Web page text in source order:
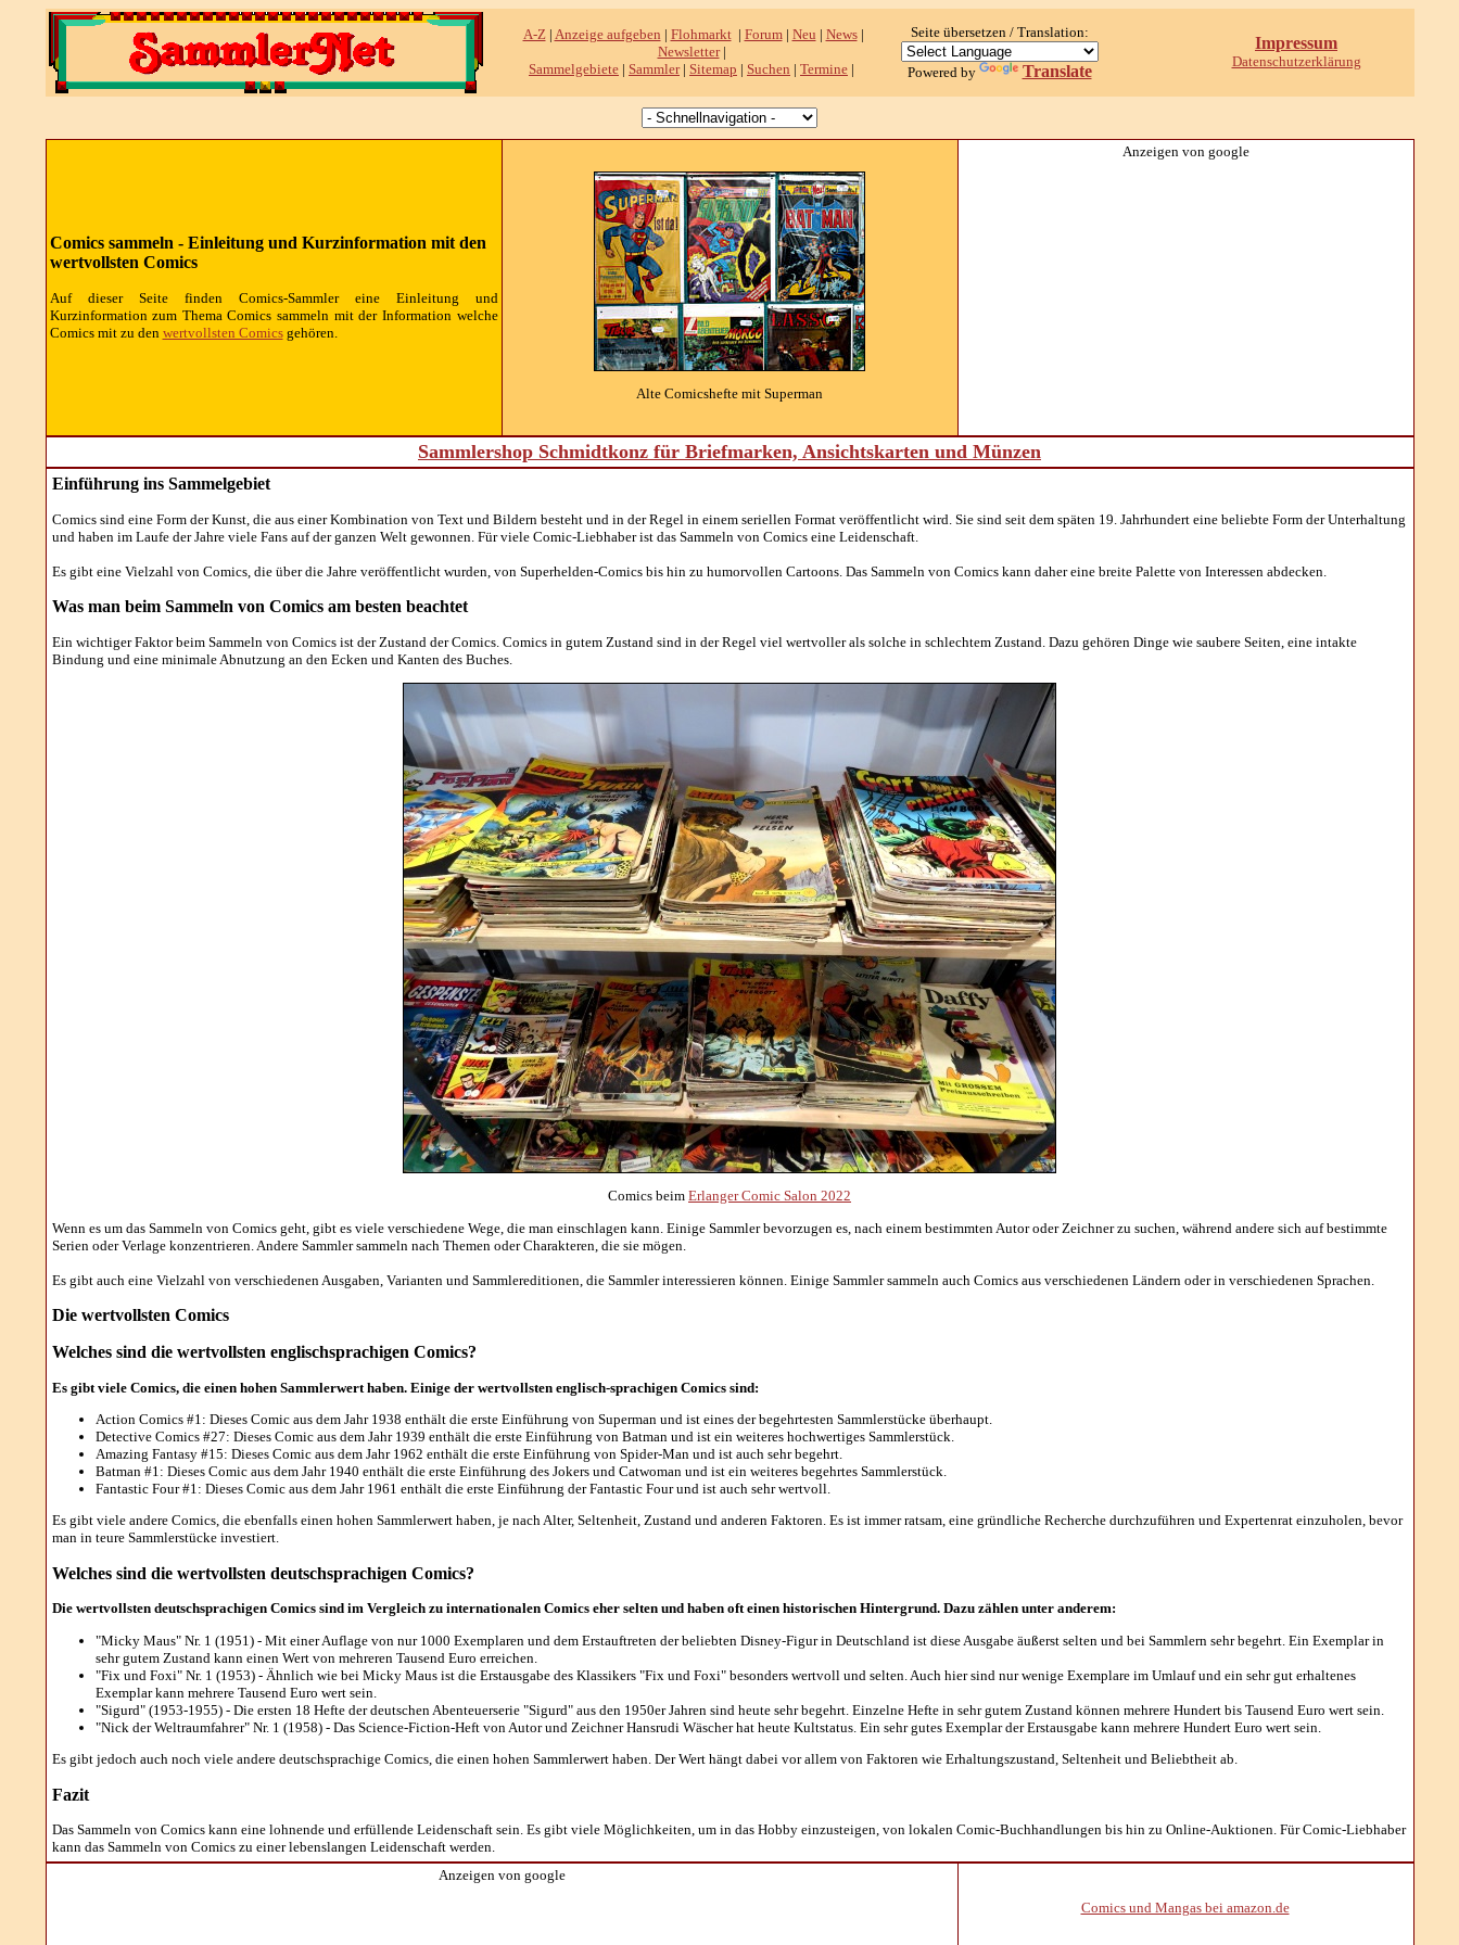
A-Z| Anzeige aufgeben | Flohmarkt| Forum| Neu | News|
Newsletter|
Sammelgebiete | Sammler| Sitemap | Suchen | Termine |
Seite übersetzen / Translation:
Powered by Translate
Impressum
Datenschutzerklärung
Comics sammeln - Einleitung und Kurzinformation mit den
wertvollsten Comics
Auf dieser Seite finden Comics-Sammler eine Einleitung und
Kurzinformation zum Thema Comics sammeln mit der Information welche
Comics mit zu den wertvollsten Comicsgehören.
Alte Comicshefte mit Superman
Anzeigen von google
Sammlershop Schmidtkonz für Briefmarken, Ansichtskarten und Münzen
Einführung ins Sammelgebiet
Comics sind eine Form der Kunst, die aus einer Kombination von Text und Bildern besteht und in der Regel in einem seriellen Format veröffentlicht wird. Sie sind seit dem späten 19. Jahrhundert eine beliebte Form der Unterhaltung
und haben im Laufe der Jahre viele Fans auf der ganzen Welt gewonnen. Für viele Comic-Liebhaber ist das Sammeln von Comics eine Leidenschaft.
Es gibt eine Vielzahl von Comics, die über die Jahre veröffentlicht wurden, von Superhelden-Comics bis hin zu humorvollen Cartoons. Das Sammeln von Comics kann daher eine breite Palette von Interessen abdecken.
Was man beim Sammeln von Comics am besten beachtet
Ein wichtiger Faktor beim Sammeln von Comics ist der Zustand der Comics. Comics in gutem Zustand sind in der Regel viel wertvoller als solche in schlechtem Zustand. Dazu gehören Dinge wie saubere Seiten, eine intakte
Bindung und eine minimale Abnutzung an den Ecken und Kanten des Buches.
Comics beim Erlanger Comic Salon 2022
Wenn es um das Sammeln von Comics geht, gibt es viele verschiedene Wege, die man einschlagen kann. Einige Sammler bevorzugen es, nach einem bestimmten Autor oder Zeichner zu suchen, während andere sich auf bestimmte
Serien oder Verlage konzentrieren. Andere Sammler sammeln nach Themen oder Charakteren, die sie mögen.
Es gibt auch eine Vielzahl von verschiedenen Ausgaben, Varianten und Sammlereditionen, die Sammler interessieren können. Einige Sammler sammeln auch Comics aus verschiedenen Ländern oder in verschiedenen Sprachen.
Die wertvollsten Comics
Welches sind die wertvollsten englischsprachigen Comics?
Es gibt viele Comics, die einen hohen Sammlerwert haben. Einige der wertvollsten englisch-sprachigen Comics sind:
Action Comics #1: Dieses Comic aus dem Jahr 1938 enthält die erste Einführung von Superman und ist eines der begehrtesten Sammlerstücke überhaupt.
Detective Comics #27: Dieses Comic aus dem Jahr 1939 enthält die erste Einführung von Batman und ist ein weiteres hochwertiges Sammlerstück.
Amazing Fantasy #15: Dieses Comic aus dem Jahr 1962 enthält die erste Einführung von Spider-Man und ist auch sehr begehrt.
Batman #1: Dieses Comic aus dem Jahr 1940 enthält die erste Einführung des Jokers und Catwoman und ist ein weiteres begehrtes Sammlerstück.
Fantastic Four #1: Dieses Comic aus dem Jahr 1961 enthält die erste Einführung der Fantastic Four und ist auch sehr wertvoll.
Es gibt viele andere Comics, die ebenfalls einen hohen Sammlerwert haben, je nach Alter, Seltenheit, Zustand und anderen Faktoren. Es ist immer ratsam, eine gründliche Recherche durchzuführen und Expertenrat einzuholen, bevor
man in teure Sammlerstücke investiert.
Welches sind die wertvollsten deutschsprachigen Comics?
Die wertvollsten deutschsprachigen Comics sind im Vergleich zu internationalen Comics eher selten und haben oft einen historischen Hintergrund. Dazu zählen unter anderem:
"Micky Maus" Nr. 1 (1951) - Mit einer Auflage von nur 1000 Exemplaren und dem Erstauftreten der beliebten Disney-Figur in Deutschland ist diese Ausgabe äußerst selten und bei Sammlern sehr begehrt. Ein Exemplar in
sehr gutem Zustand kann einen Wert von mehreren Tausend Euro erreichen.
"Fix und Foxi" Nr. 1 (1953) - Ähnlich wie bei Micky Maus ist die Erstausgabe des Klassikers "Fix und Foxi" besonders wertvoll und selten. Auch hier sind nur wenige Exemplare im Umlauf und ein sehr gut erhaltenes
Exemplar kann mehrere Tausend Euro wert sein.
"Sigurd" (1953-1955) - Die ersten 18 Hefte der deutschen Abenteuerserie "Sigurd" aus den 1950er Jahren sind heute sehr begehrt. Einzelne Hefte in sehr gutem Zustand können mehrere Hundert bis Tausend Euro wert sein.
"Nick der Weltraumfahrer" Nr. 1 (1958) - Das Science-Fiction-Heft von Autor und Zeichner Hansrudi Wäscher hat heute Kultstatus. Ein sehr gutes Exemplar der Erstausgabe kann mehrere Hundert Euro wert sein.
Es gibt jedoch auch noch viele andere deutschsprachige Comics, die einen hohen Sammlerwert haben. Der Wert hängt dabei vor allem von Faktoren wie Erhaltungszustand, Seltenheit und Beliebtheit ab.
Fazit
Das Sammeln von Comics kann eine lohnende und erfüllende Leidenschaft sein. Es gibt viele Möglichkeiten, um in das Hobby einzusteigen, von lokalen Comic-Buchhandlungen bis hin zu Online-Auktionen. Für Comic-Liebhaber
kann das Sammeln von Comics zu einer lebenslangen Leidenschaft werden.
Anzeigen von google
Comics und Mangas bei amazon.de